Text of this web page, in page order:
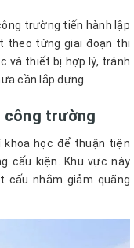
trường tiến hành lập
theo từng giai đoạn thi
và thiết bị hợp lý, tránh
cần lắp dựng.
công trường
học để thuận tiện
cấu kiện. Khu vực này
nhằm giảm quãng